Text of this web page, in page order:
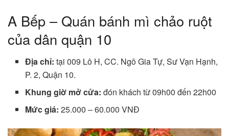
A Bếp – Quán bánh mì chảo ruột
của dân quận 10
Địa chỉ:tại 009 Lô H, CC. Ngô Gia Tự, Sư Vạn Hạnh,
P. 2, Quận 10.
Khung giờ mở cửa:đón khách từ 09h00 đến 22h00
Mức giá:25.000 – 60.000 VNĐ